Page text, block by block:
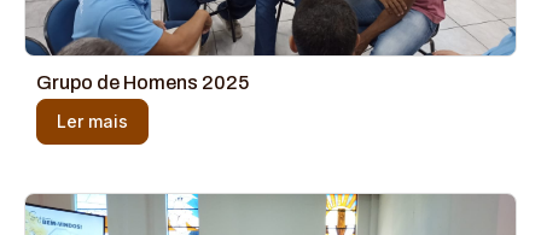
Grupo de Homens 2025
Ler mais